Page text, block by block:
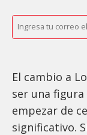
El cambio a
ser una
empezar de
significativo.